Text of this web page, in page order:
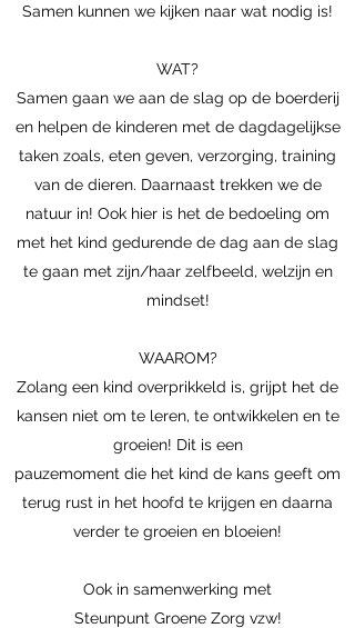
Samen kunnen we kijken naar wat nodig is!
WAT?
Samen gaan we aan de slag op de boerderij
en helpen de kinderen met de dagdagelijkse
taken zoals, eten geven, verzorging, training
van de dieren. Daarnaast trekken we de
natuur in! Ook hier is het de bedoeling om
met het kind gedurende de dag aan de slag
te gaan met zijn/haar zelfbeeld, welzijn en
mindset!
WAAROM?
Zolang een kind overprikkeld is, grijpt het de
kansen niet om te leren, te ontwikkelen en te
groeien! Dit is een
pauzemoment die het kind de kans geeft om
terug rust in het hoofd te krijgen en daarna
verder te groeien en bloeien!
Ook in samenwerking met
Steunpunt Groene Zorg vzw!